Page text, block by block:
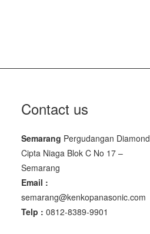
Contact us
Semarang Pergudangan Diamond
Cipta Niaga Blok C No 17 –
Semarang
Email :
semarang@kenkopanasonic.com
Telp : 0812-8389-9901